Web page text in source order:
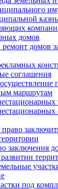
домов
домов
соглашения
маршрутам
заключения
под